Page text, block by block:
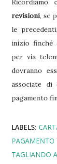
revisioni, se
le
inizio finché
per via
dovranno
associate
pagamento
LABELS:
PAGAMENTO
TAGLIANDO